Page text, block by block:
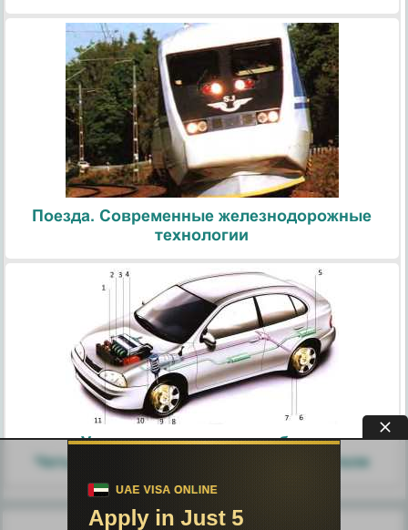
Поезда. Современные железнодорожные
технологии
Узлы и агрегаты автомобиля.
Четырехтактный цикл работы двигателя
Похожие статьи: